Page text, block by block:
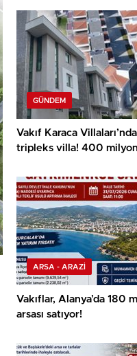
GÜNDEM
Vakıf Karaca
tripleks villa! 400
ARSA - ARAZİ
Vakıflar, Alanya’da 180
arsası satıyor!